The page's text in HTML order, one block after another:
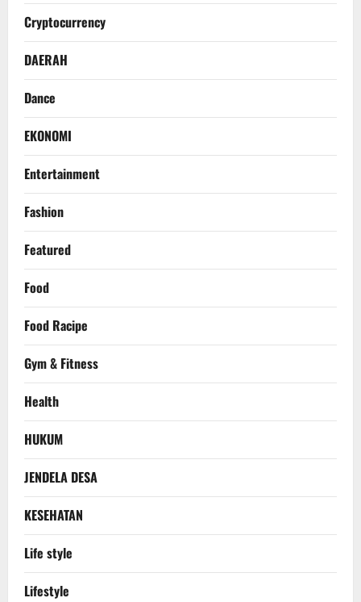
Cryptocurrency
DAERAH
Dance
EKONOMI
Entertainment
Fashion
Featured
Food
Food Racipe
Gym & Fitness
Health
HUKUM
JENDELA DESA
KESEHATAN
Life style
Lifestyle